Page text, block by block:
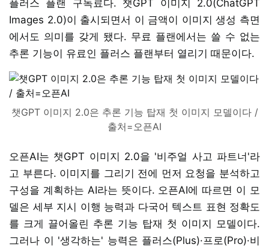
플러스 플랜 구독료다. 챗GPT 이미지 2.0(ChatGPT
Images 2.0)이 출시되면서 이 금액이 이미지 생성 측면
에서도 의미를 갖게 됐다. 무료 플랜에서는 쓸 수 없는
추론 기능이 유료인 플러스 플랜부터 열리기 때문이다.
챗GPT 이미지 2.0은 추론 기능 탑재 첫 이미지 모델이다 /
출처=오픈AI
오픈AI는 챗GPT 이미지 2.0을 '비주얼 사고 파트너'라
고 부른다. 이미지를 그리기 전에 먼저 요청을 분석하고
구성을 계획하는 AI라는 뜻이다. 오픈AI에 따르면 이 모
델은 세부 지시 이행 능력과 다국어 텍스트 표현 정확도
를 크게 끌어올린 추론 기능 탑재 첫 이미지 모델이다.
그러나 이 '생각하는' 능력은 플러스(Plus)·프로(Pro)·비